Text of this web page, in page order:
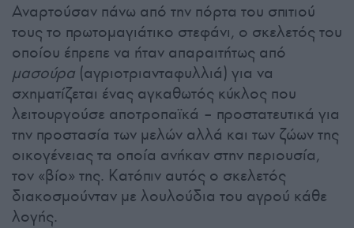
Αναρτούσαν πάνω από την πόρτα του σπιτιού
τους το πρωτομαγιάτικο στεφάνι, ο σκελετός του
οποίου έπρεπε να ήταν απαραιτήτως από
μασούρα (αγριοτριανταφυλλιά) για να
σχηματίζεται ένας αγκαθωτός κύκλος που
λειτουργούσε αποτροπαϊκά – προστατευτικά για
την προστασία των μελών αλλά και των ζώων της
οικογένειας τα οποία ανήκαν στην περιουσία,
τον «βίο» της. Κατόπιν αυτός ο σκελετός
διακοσμούνταν με λουλούδια του αγρού κάθε
λογής.